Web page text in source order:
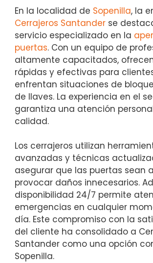
En la localidad de Sopenilla, la
Cerrajeros Santander se
servicio especializado en la
puertas. Con un equipo de
altamente capacitados,
rápidas y efectivas para
enfrentan situaciones de
de llaves. La experiencia en el
garantiza una atención
calidad.
Los cerrajeros utilizan
avanzadas y técnicas
asegurar que las puertas sean
provocar daños innecesarios.
disponibilidad 24/7 permite
emergencias en cualquier
día. Este compromiso con la
del cliente ha consolidado a
Santander como una opción
Sopenilla.